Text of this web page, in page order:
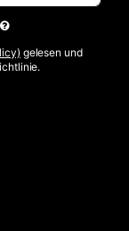
gelesen und